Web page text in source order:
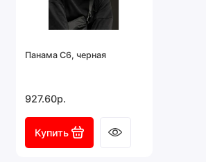
Панама C6, черная
927.60р.
Купить